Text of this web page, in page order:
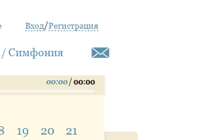
Вход/Регистрация
/ Симфония
00:00 / 00:00
19 20
21